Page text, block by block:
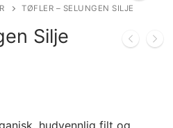
TØFLER – SELUNGEN SILJE
Silje